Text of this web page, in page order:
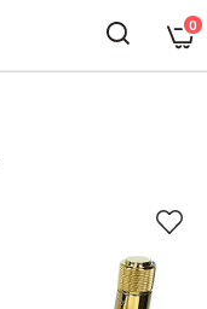
0